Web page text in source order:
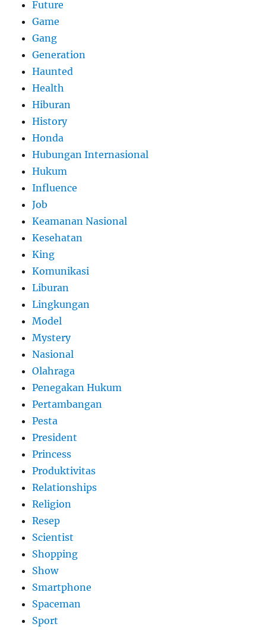
Future
Game
Gang
Generation
Haunted
Health
Hiburan
History
Honda
Hubungan Internasional
Hukum
Influence
Job
Keamanan Nasional
Kesehatan
King
Komunikasi
Liburan
Lingkungan
Model
Mystery
Nasional
Olahraga
Penegakan Hukum
Pertambangan
Pesta
President
Princess
Produktivitas
Relationships
Religion
Resep
Scientist
Shopping
Show
Smartphone
Spaceman
Sport